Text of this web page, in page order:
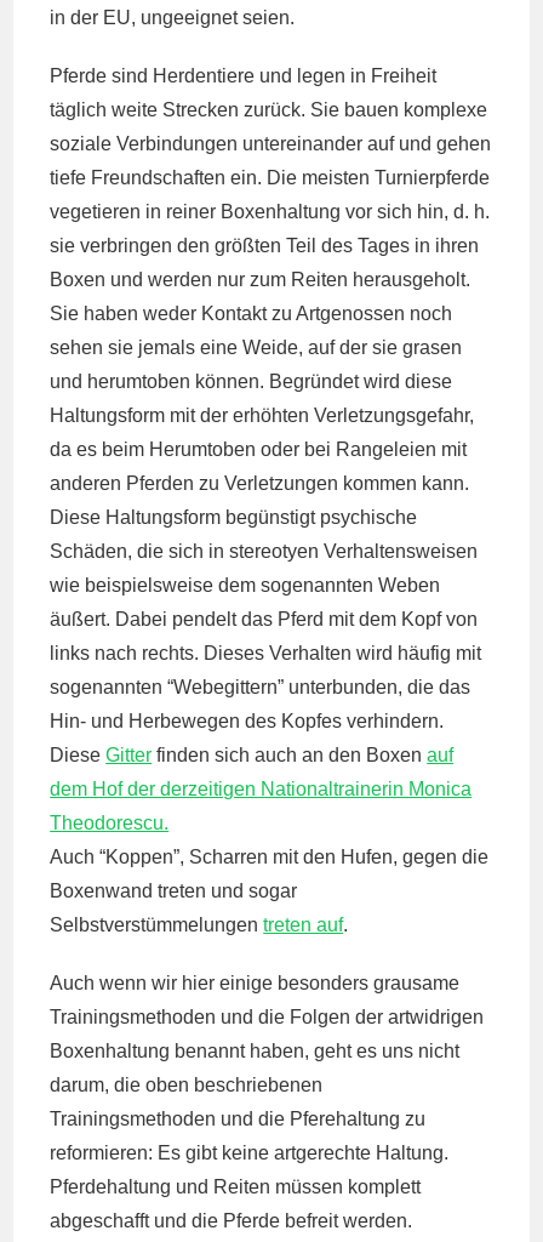
in der EU, ungeeignet seien.
Pferde sind Herdentiere und legen in Freiheit
täglich weite Strecken zurück. Sie bauen komplexe
soziale Verbindungen untereinander auf und gehen
tiefe Freundschaften ein. Die meisten Turnierpferde
vegetieren in reiner Boxenhaltung vor sich hin, d. h.
sie verbringen den größten Teil des Tages in ihren
Boxen und werden nur zum Reiten herausgeholt.
Sie haben weder Kontakt zu Artgenossen noch
sehen sie jemals eine Weide, auf der sie grasen
und herumtoben können. Begründet wird diese
Haltungsform mit der erhöhten Verletzungsgefahr,
da es beim Herumtoben oder bei Rangeleien mit
anderen Pferden zu Verletzungen kommen kann.
Diese Haltungsform begünstigt psychische
Schäden, die sich in stereotyen Verhaltensweisen
wie beispielsweise dem sogenannten Weben
äußert. Dabei pendelt das Pferd mit dem Kopf von
links nach rechts. Dieses Verhalten wird häufig mit
sogenannten “Webegittern” unterbunden, die das
Hin- und Herbewegen des Kopfes verhindern.
DieseGitter finden sich auch an den Boxenauf
dem Hof der derzeitigen Nationaltrainerin Monica
Theodorescu.
Auch “Koppen”, Scharren mit den Hufen, gegen die
Boxenwand treten und sogar
Selbstverstümmelungentreten auf.
Auch wenn wir hier einige besonders grausame
Trainingsmethoden und die Folgen der artwidrigen
Boxenhaltung benannt haben, geht es uns nicht
darum, die oben beschriebenen
Trainingsmethoden und die Pferehaltung zu
reformieren: Es gibt keine artgerechte Haltung.
Pferdehaltung und Reiten müssen komplett
abgeschafft und die Pferde befreit werden.